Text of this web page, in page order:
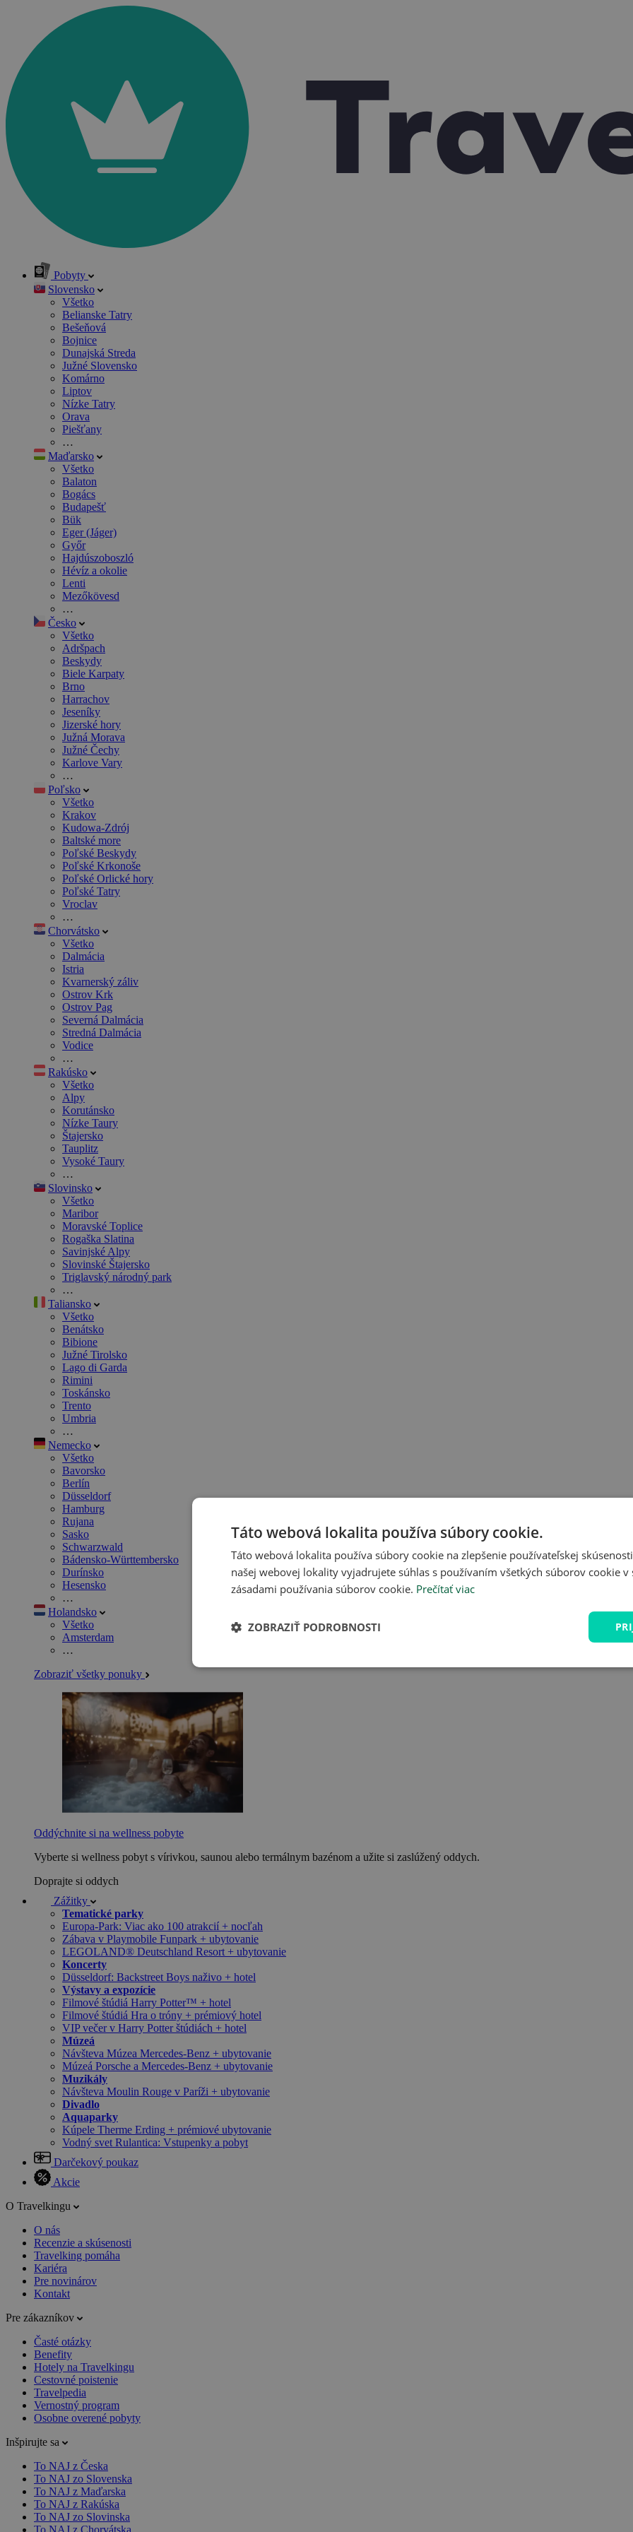
Pobyty
Slovensko
Všetko
Belianske Tatry
Bešeňová
Bojnice
Dunajská Streda
Južné Slovensko
Komárno
Liptov
Nízke Tatry
Orava
Piešťany
…
Maďarsko
Všetko
Balaton
Bogács
Budapešť
Bük
Eger (Jáger)
Győr
Hajdúszoboszló
Hévíz a okolie
Lenti
Mezőkövesd
…
Česko
Všetko
Adršpach
Beskydy
Biele Karpaty
Brno
Harrachov
Jeseníky
Jizerské hory
Južná Morava
Južné Čechy
Karlove Vary
…
Poľsko
Všetko
Krakov
Kudowa-Zdrój
Baltské more
Poľské Beskydy
Poľské Krkonoše
Poľské Orlické hory
Poľské Tatry
Vroclav
…
Chorvátsko
Všetko
Dalmácia
Istria
Kvarnerský záliv
Ostrov Krk
Ostrov Pag
Severná Dalmácia
Stredná Dalmácia
Vodice
…
Rakúsko
Všetko
Alpy
Korutánsko
Nízke Taury
Štajersko
Tauplitz
Vysoké Taury
…
Slovinsko
Všetko
Maribor
Moravské Toplice
Rogaška Slatina
Savinjské Alpy
Slovinské Štajersko
Triglavský národný park
…
Taliansko
Všetko
Benátsko
Bibione
Južné Tirolsko
Lago di Garda
Rimini
Toskánsko
Trento
Umbria
…
Nemecko
Všetko
Bavorsko
Berlín
Düsseldorf
Hamburg
Rujana
Sasko
Schwarzwald
Bádensko-Württembersko
Durínsko
Hesensko
…
Holandsko
Všetko
Amsterdam
…
Zobraziť všetky ponuky
Oddýchnite si na wellness pobyte
Vyberte si wellness pobyt s vírivkou, saunou alebo termálnym bazénom a užite si zaslúžený oddych.
Doprajte si oddych
Zážitky
Tematické parky
Europa-Park: Viac ako 100 atrakcií + nocľah
Zábava v Playmobile Funpark + ubytovanie
LEGOLAND® Deutschland Resort + ubytovanie
Koncerty
Düsseldorf: Backstreet Boys naživo + hotel
Výstavy a expozície
Filmové štúdiá Harry Potter™ + hotel
Filmové štúdiá Hra o tróny + prémiový hotel
VIP večer v Harry Potter štúdiách + hotel
Múzeá
Návšteva Múzea Mercedes-Benz + ubytovanie
Múzeá Porsche a Mercedes-Benz + ubytovanie
Muzikály
Návšteva Moulin Rouge v Paríži + ubytovanie
Divadlo
Aquaparky
Kúpele Therme Erding + prémiové ubytovanie
Vodný svet Rulantica: Vstupenky a pobyt
Darčekový poukaz
Akcie
O Travelkingu
O nás
Recenzie a skúsenosti
Travelking pomáha
Kariéra
Pre novinárov
Kontakt
Pre zákazníkov
Časté otázky
Benefity
Hotely na Travelkingu
Cestovné poistenie
Travelpedia
Vernostný program
Osobne overené pobyty
Inšpirujte sa
To NAJ z Česka
To NAJ zo Slovenska
To NAJ z Maďarska
To NAJ z Rakúska
To NAJ zo Slovinska
To NAJ z Chorvátska
Táto webová lokalita používa súbory cookie.
Táto webová lokalita používa súbory cookie na zlepšenie používateľskej
našej webovej lokality vyjadrujete súhlas s používaním všetkých súborov cookie v
zásadami používania súborov cookie. Prečítať viac
ZOBRAZIŤ PODROBNOSTI